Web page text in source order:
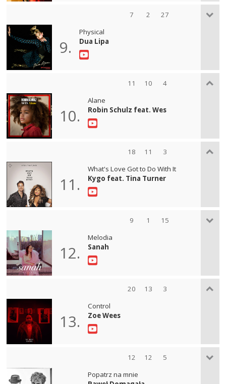
7 2 27
9.
Physical
Dua Lipa
11 10 4
10.
Alane
Robin Schulz feat. Wes
18 11 3
11.
What's Love Got to Do With It
Kygo feat. Tina Turner
9 1 15
12.
Melodia
Sanah
20 13 3
13.
Control
Zoe Wees
12 12 5
Popatrz na mnie